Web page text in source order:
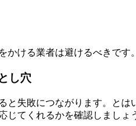
ける業者は避けるべきで
し穴
失敗につながります。と
てくれるかを確認しましょ